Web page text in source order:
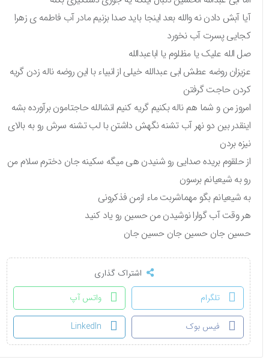
آیا آبش دادن نه والله بعد اینجا باید صدا بزنیم مادر آب فاطمه ی زهرا
کجایی پسرت آب نخورد
صل الله علیک یا مظلوم یا اباعبدالله
عزیزان روضه عطش ابی عبدالله خیلی از انبیاء با این روضه ناله زدن گریه
کردن حاجت گرفتن
امروز من و شما هم ناله بکنیم گریه کنیم انشالله حاجتامون برآورده بشه
اینقدر بین دو نهر آب تشنه نگهش داشتن با لب تشنه سرش رو به بالای
نیزه بردن
از حلقوم بریده صدایی رو شنیدن هی میگه سکینه جان دخترم سلام من
رو به شیعیانم برسون
به شیعیانم بگو مهماشربت ماء ازمن فذکرونی
هر وقت آب گوارا نوشیدن من حسین رو یاد کنید
حسین جان حسین جان حسین جان
اشتراک گذاری
تلگرام
واتس آپ
فیس بوک LinkedIn